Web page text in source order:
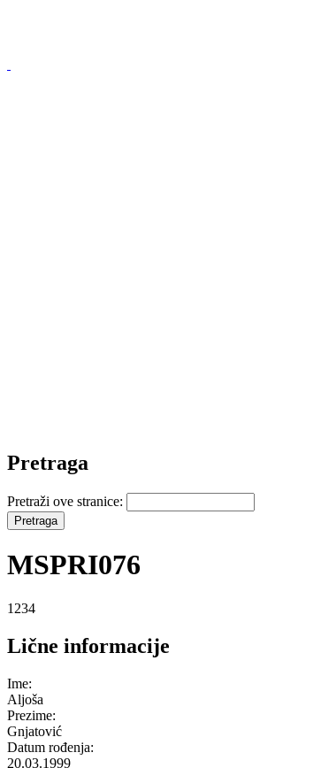
Pretraga
Pretraži ove stranice:
MSPRI076
1234
Lične informacije
Ime:
Aljoša
Prezime:
Gnjatović
Datum rođenja:
20.03.1999